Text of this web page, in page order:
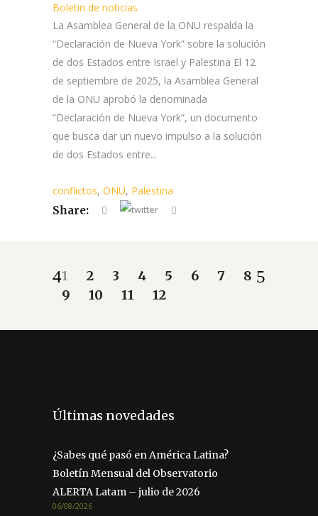
Boletin de noticias
La Asamblea General de la ONU respalda la
“Declaración de Nueva York” sobre la solución
de dos Estados entre Israel y Palestina El 12
de septiembre de 2025, la Asamblea General
de la ONU aprobó la denominada
“Declaración de Nueva York”, un documento
que busca dar un nuevo impulso a la solución
de dos Estados entre...
conflictos, ONU, Palestina
Share:
1 2 3 4 5 6 7
8
9
10 11 12
Últimas novedades
¿Sabes qué pasó en América Latina?
Boletín Mensual del Observatorio
ALERTA Latam – julio de 2026
06/08/2026